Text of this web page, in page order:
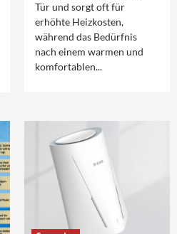
Tür und sorgt oft für
erhöhte Heizkosten,
während das Bedürfnis
nach einem warmen und
komfortablen...